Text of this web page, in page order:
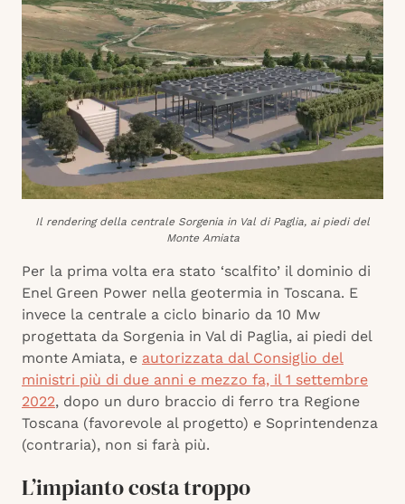
Il rendering della centrale Sorgenia in Val di Paglia, ai piedi del
Monte Amiata
Per la prima volta era stato ‘scalfito’ il dominio di
Enel Green Power nella geotermia in Toscana. E
invece la centrale a ciclo binario da 10 Mw
progettata da Sorgenia in Val di Paglia, ai piedi del
monte Amiata, e autorizzata dal Consiglio del
ministri più di due anni e mezzo fa, il 1 settembre
2022, dopo un duro braccio di ferro tra Regione
Toscana (favorevole al progetto) e Soprintendenza
(contraria), non si farà più.
L’impianto costa troppo